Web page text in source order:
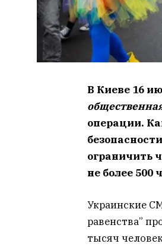
В Киеве 16
операции.
ограничить
не более 500
Украинские
равенства”
тысяч